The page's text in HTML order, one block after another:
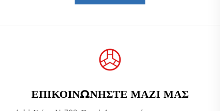
ΕΠΙΚΟΙΝΩΝΉΣΤΕ ΜΑΖΊ ΜΑΣ